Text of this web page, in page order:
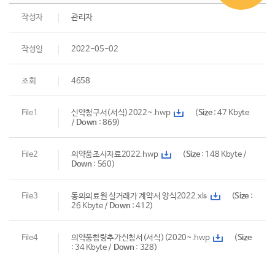
작성자 관리자
작성일 2022-05-02
조회 4658
File1 신약청구서(서식)2022~.hwp (Size: 47 Kbyte
/ Down : 869)
File2 의약품조사자료2022.hwp (Size: 148 Kbyte /
Down : 560)
File3 동의의료원 실거래가 계약서 양식2022.xls (Size :
26 Kbyte / Down : 412)
File4 의약품함량추가신청서(서식)(2020~.hwp (Size
: 34 Kbyte / Down : 328)